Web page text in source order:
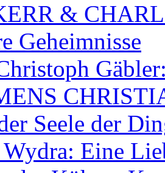
&
Geheimnisse
Seele der
Eine